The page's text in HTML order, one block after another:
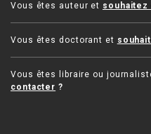
Vous êtes auteur et souhaitez
Vous êtes doctorant et
Vous êtes libraire ou
contacter ?